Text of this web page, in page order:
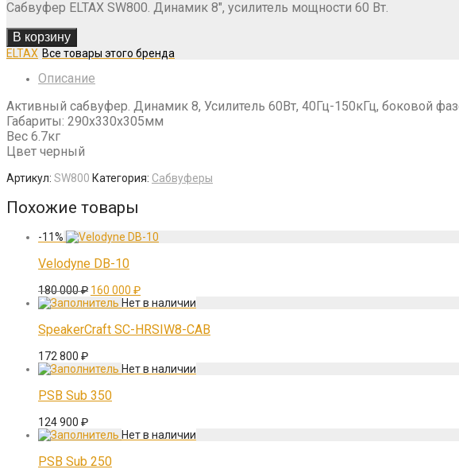
29
990 ₽.
900 ₽.
Сабвуфер ELTAX SW800. Динамик 8″, усилитель мощности 60 Вт.
В корзину
ELTAX
Описание
Активный сабвуфер. Динамик 8, Усилитель 60Вт, 40Гц-150кГц, боковой
Габариты: 290х330х305мм
Вес 6.7кг
Цвет черный
Артикул: SW800 Категория: Сабвуферы
Похожие товары
-11%
Velodyne DB-10
180 000₽ Первоначальная
цена
180
160 000 ₽Текущая
цена:
000 ₽.
SpeakerCraft SC-HRSIW8-CAB
172 800 ₽
PSB Sub 350
124 900 ₽
PSB Sub 250